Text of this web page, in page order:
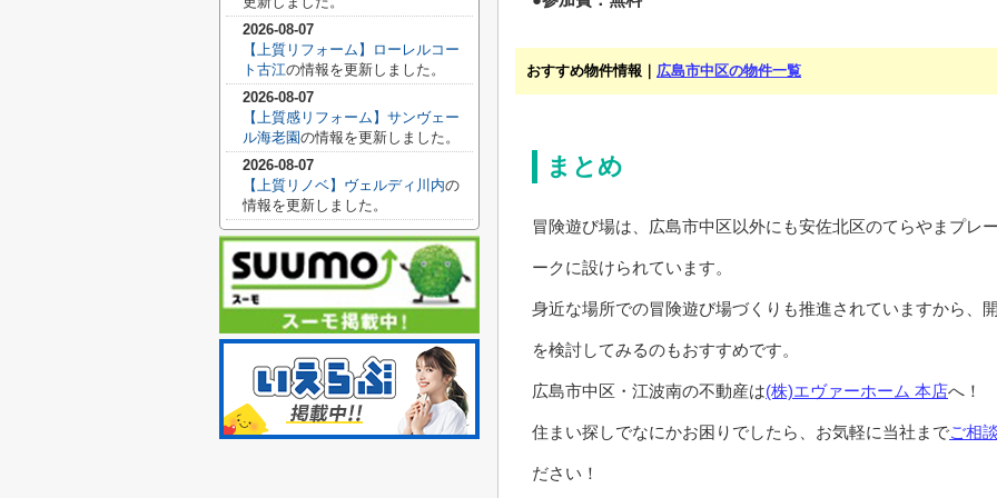
おすすめ物件情報｜ 広島市中区の物件一覧
まとめ
冒険遊び場は、広島市中区以外にも安佐北区のてらやまプレ
ークに設けられています。
身近な場所での冒険遊び場づくりも推進されていますから、
を検討してみるのもおすすめです。
広島市中区・江波南の不動産は(株)エヴァーホーム 本店へ！
住まい探しでなにかお困りでしたら、お気軽に当社までご相談
ださい！
2026-08-07
【上質リフォーム】ローレルコー
ト古江の情報を更新しました。
2026-08-07
【上質感リフォーム】サンヴェー
ル海老園の情報を更新しました。
2026-08-07
【上質リノベ】ヴェルディ川内の
情報を更新しました。